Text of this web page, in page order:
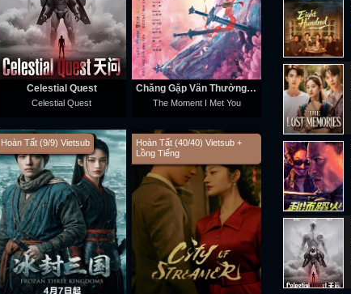
Celestial Quest
Celestial Quest
Chẳng Gặp Vân Thường, Cũng Chẳng Gặp Người
The Moment I Met You
Hoàn Tất (9/9) Vietsub
Hoàn Tất (40/40) Vietsub +
Lồng Tiếng